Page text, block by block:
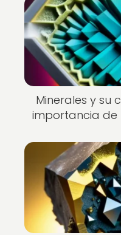
Minerales y su
importancia de